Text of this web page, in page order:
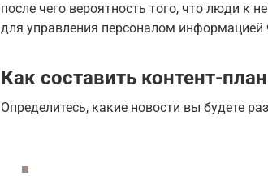
после чего вероятность того, что люди к
для управления персоналом информацией
Как составить контент-план
Определитесь, какие новости вы будете